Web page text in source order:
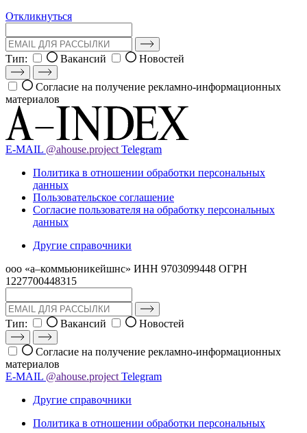
Откликнуться
Тип: Вакансий Новостей
Согласие на получение рекламно-информационных
материалов
E-MAIL @ahouse.projectTelegram
Политика в отношении обработки персональных
данных
Пользовательское соглашение
Согласие пользователя на обработку персональных
данных
Другие справочники
ооо «а–коммьюникейшнс» ИНН 9703099448 ОГРН
1227700448315
Тип: Вакансий Новостей
Согласие на получение рекламно-информационных
материалов
E-MAIL @ahouse.projectTelegram
Другие справочники
Политика в отношении обработки персональных